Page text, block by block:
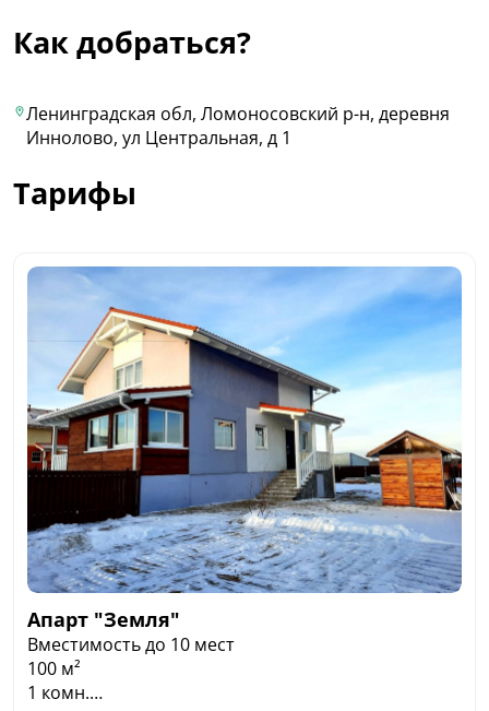
Как добраться?
Ленинградская обл, Ломоносовский р-н, деревня
Иннолово, ул Центральная, д 1
Тарифы
Апарт "Земля"
Вместимость до 10 мест
100 м²
1 комн.